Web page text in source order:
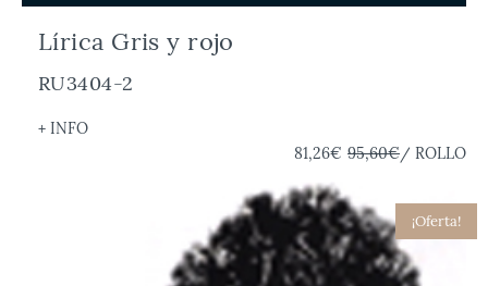
Lírica Gris y rojo
RU3404-2
+ INFO
81,26€ 95,60€/ ROLLO
¡Oferta!